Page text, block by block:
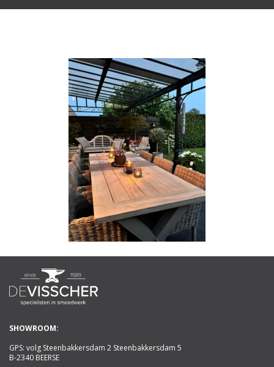
DOORZOEK WEBSITE
SHOWROOM:
GPS: volg Steenbakkersdam 2 Steenbakkersdam 5
B-2340 BEERSE